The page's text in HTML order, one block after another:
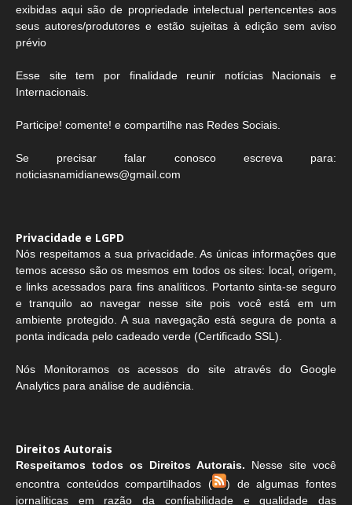
exibidas aqui são de propriedade intelectual pertencentes aos
seus autores/produtores e estão sujeitas à edição sem aviso
prévio
Esse site tem por finalidade reunir notícias Nacionais e
Internacionais.
Participe! comente! e compartilhe nas Redes Sociais.
Se precisar falar conosco escreva para:
noticiasnamidianews@gmail.com
Privacidade e LGPD
Nós respeitamos a sua privacidade. As únicas informações que
temos acesso são os mesmos em todos os sites: local, origem,
e links acessados para fins analíticos. Portanto sinta-se seguro
e tranquilo ao navegar nesse site pois você está em um
ambiente protegido. A sua navegação está segura de ponta a
ponta indicada pelo cadeado verde (Certificado SSL).
Nós Monitoramos os acessos do site através do Google
Analytics para análise de audiência.
Direitos Autorais
Respeitamos todos os Direitos Autorais. Nesse site você
encontra conteúdos compartilhados (
) de algumas fontes
jornaliticas em razão da confiabilidade e qualidade das